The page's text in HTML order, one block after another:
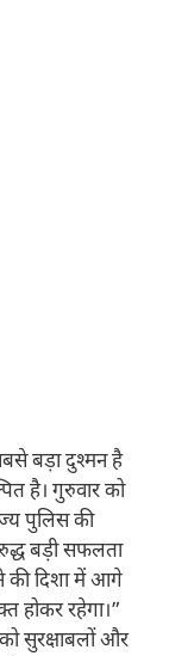
बड़ा दुश्मन है
है। गुरुवार को
पुलिस की
बड़ी सफलता
की दिशा में आगे
होकर रहेगा।”
सुरक्षाबलों और